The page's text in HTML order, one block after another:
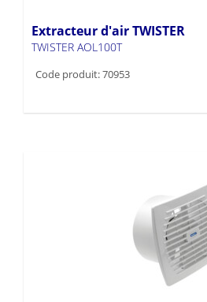
Extracteur d'air TWISTER
TWISTER AOL100T
Code produit: 70953